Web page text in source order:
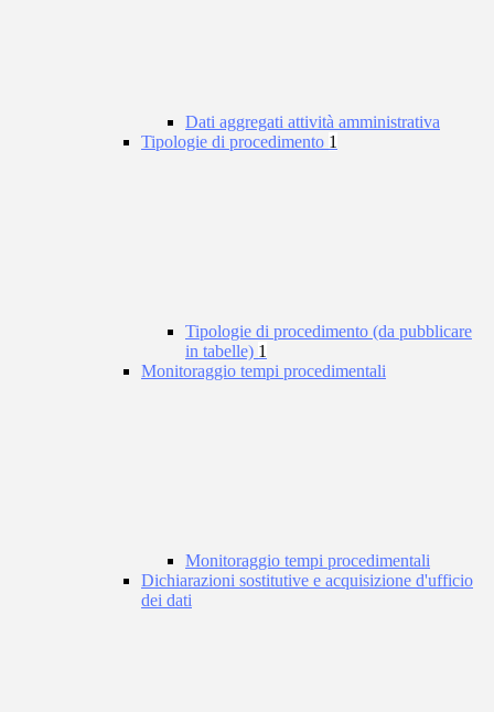
Dati aggregati attività amministrativa
Tipologie di procedimento 1
Tipologie di procedimento (da pubblicare
in tabelle) 1
Monitoraggio tempi procedimentali
Monitoraggio tempi procedimentali
Dichiarazioni sostitutive e acquisizione d'ufficio
dei dati